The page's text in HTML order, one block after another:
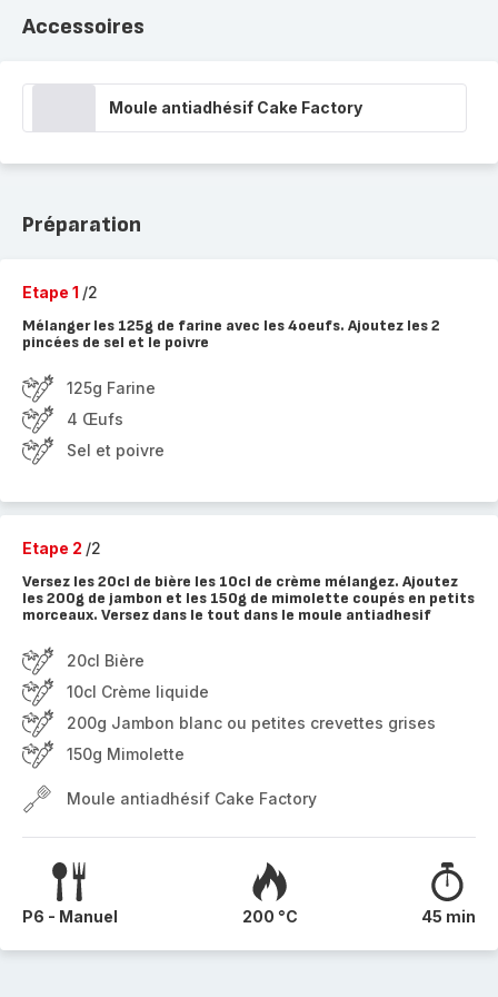
Accessoires
Moule antiadhésif Cake Factory
Préparation
Etape 1 /2
Mélanger les 125g de farine avec les 4oeufs. Ajoutez les 2
pincées de sel et le poivre
125g Farine
4 Œufs
Sel et poivre
Etape 2 /2
Versez les 20cl de bière les 10cl de crème mélangez. Ajoutez
les 200g de jambon et les 150g de mimolette coupés en petits
morceaux. Versez dans le tout dans le moule antiadhesif
20cl Bière
10cl Crème liquide
200g Jambon blanc ou petites crevettes grises
150g Mimolette
Moule antiadhésif Cake Factory
P6 - Manuel 200 °C 45 min